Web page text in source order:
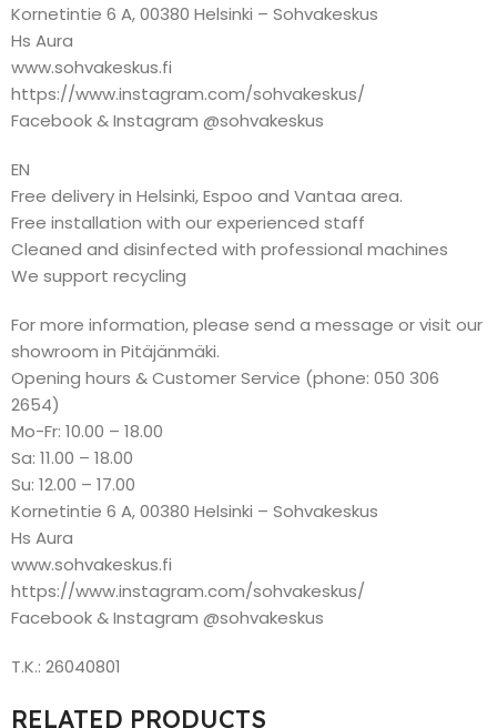
Kornetintie 6 A, 00380 Helsinki – Sohvakeskus
Hs Aura
www.sohvakeskus.fi
https://www.instagram.com/sohvakeskus/
Facebook & Instagram @sohvakeskus
EN
Free delivery in Helsinki, Espoo and Vantaa area.
Free installation with our experienced staff
Cleaned and disinfected with professional machines
We support recycling
For more information, please send a message or visit our
showroom in Pitäjänmäki.
Opening hours & Customer Service (phone: 050 306
2654)
Mo-Fr: 10.00 – 18.00
Sa: 11.00 – 18.00
Su: 12.00 – 17.00
Kornetintie 6 A, 00380 Helsinki – Sohvakeskus
Hs Aura
www.sohvakeskus.fi
https://www.instagram.com/sohvakeskus/
Facebook & Instagram @sohvakeskus
T.K.: 26040801
RELATED PRODUCTS